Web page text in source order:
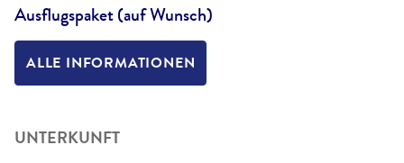
Ausflugspaket (auf Wunsch)
ALLE INFORMATIONEN
UNTERKUNFT